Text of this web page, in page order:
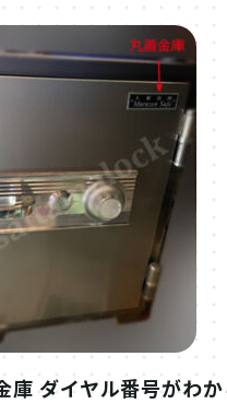
庫 ダイヤル番号がわか